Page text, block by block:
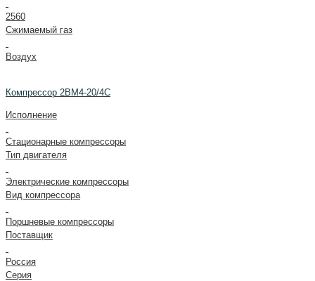
2560
Сжимаемый газ
Воздух
Компрессор 2ВМ4-20/4C
Исполнение
Стационарные компрессоры
Тип двигателя
Электрические компрессоры
Вид компрессора
Поршневые компрессоры
Поставщик
Россия
Серия